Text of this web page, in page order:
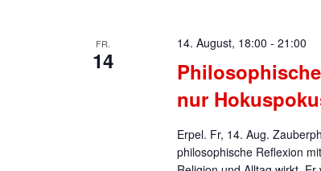
FR.
14
nur
14. August, 18:00 - 21:00
Erpel. Fr, 14. Aug.
philosophische Reflexion